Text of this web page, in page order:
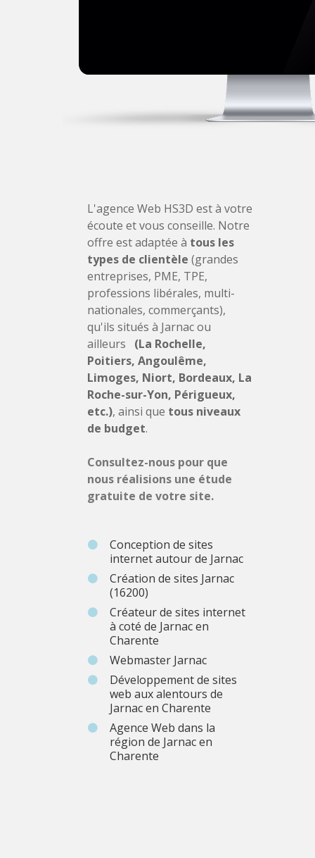
L'agence Web HS3D est à votre
écoute et vous conseille. Notre
offre est adaptée à tous les
types de clientèle (grandes
entreprises, PME, TPE,
professions libérales, multi-
nationales, commerçants),
qu'ils situés à Jarnac ou
ailleurs
(La Rochelle,
Poitiers, Angoulême,
Limoges, Niort, Bordeaux, La
Roche-sur-Yon, Périgueux,
etc.), ainsi que tous niveaux
de budget.
Consultez-nous pour que
nous réalisions une étude
gratuite de votre site.
Conception de sites
internet autour de Jarnac
Création de sites Jarnac
(16200)
Créateur de sites internet
à coté de Jarnac en
Charente
Webmaster Jarnac
Développement de sites
web aux alentours de
Jarnac en Charente
Agence Web dans la
région de Jarnac en
Charente